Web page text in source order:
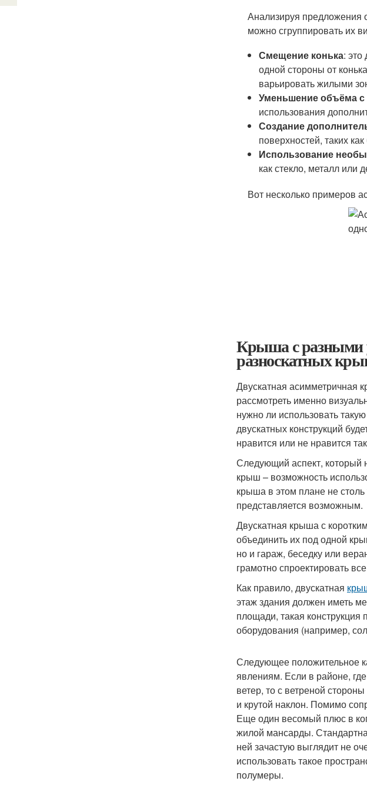
Анализируя предложения
можно сгруппировать их
Смещение конька:
одной стороны от
варьировать жилыми
Уменьшение объёма
использования
Создание
поверхностей, таких
Использование
как стекло, металл или
Вот несколько примеров
Крыша с разными
разноскатных
Двускатная асимметричная
рассмотреть именно
нужно ли использовать
двускатных конструкций
нравится или не нравится
Следующий аспект, который
крыш – возможность
крыша в этом плане не
представляется возможным.
Двускатная крыша с
объединить их под одной
но и гараж, беседку или
грамотно спроектировать
Как правило, двускатная
этаж здания должен иметь
площади, такая конструкция
оборудования (например,
Следующее положительное
явлениям. Если в районе,
ветер, то с ветреной
и крутой наклон. Помимо
Еще один весомый плюс в
жилой мансарды.
ней зачастую выглядит не
использовать такое
полумеры.